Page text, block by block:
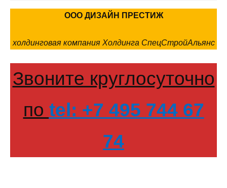
ООО ДИЗАЙН ПРЕСТИЖ
холдинговая компания Холдинга СпецСтройАльянс
Звоните круглосуточно
по tel: +7 495 744 67
74